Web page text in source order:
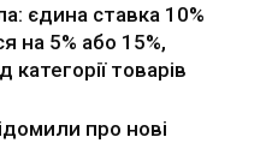
єдина ставка 10%
на 5% або 15%,
категорії товарів
про нові